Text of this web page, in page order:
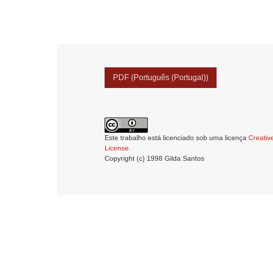
PDF (Português (Portugal))
Este trabalho está licenciado sob uma licença
License.
Copyright (c) 1998 Gilda Santos